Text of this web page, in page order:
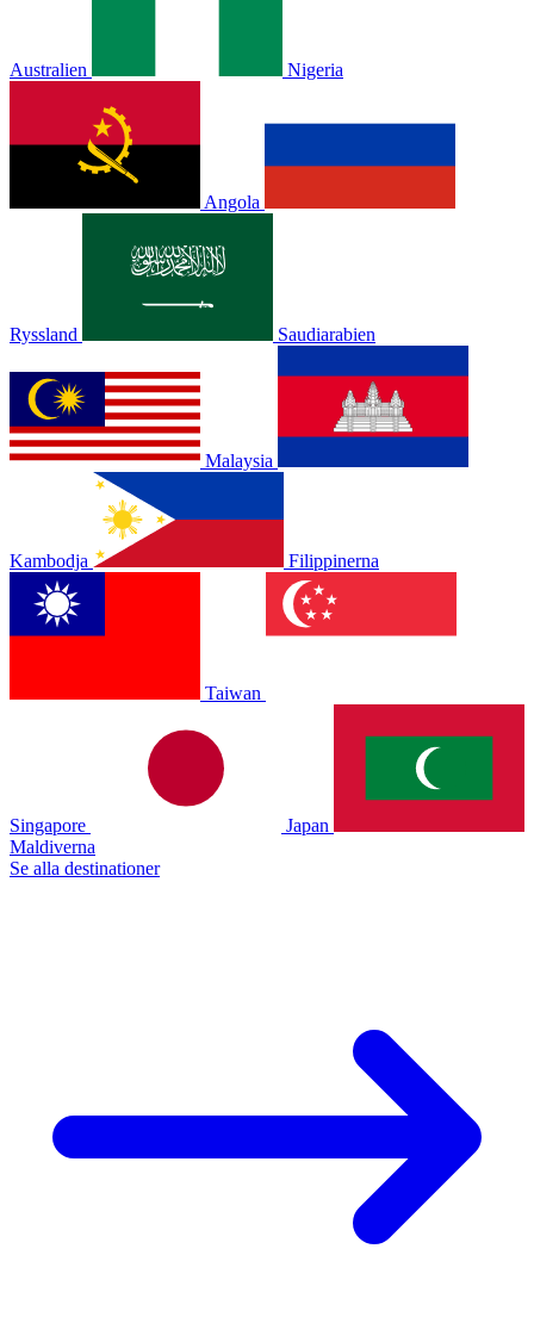
Australien Nigeria
Angola
Ryssland Saudiarabien
Malaysia
Kambodja Filippinerna
Taiwan
Singapore
Japan
Maldiverna
Se alla destinationer